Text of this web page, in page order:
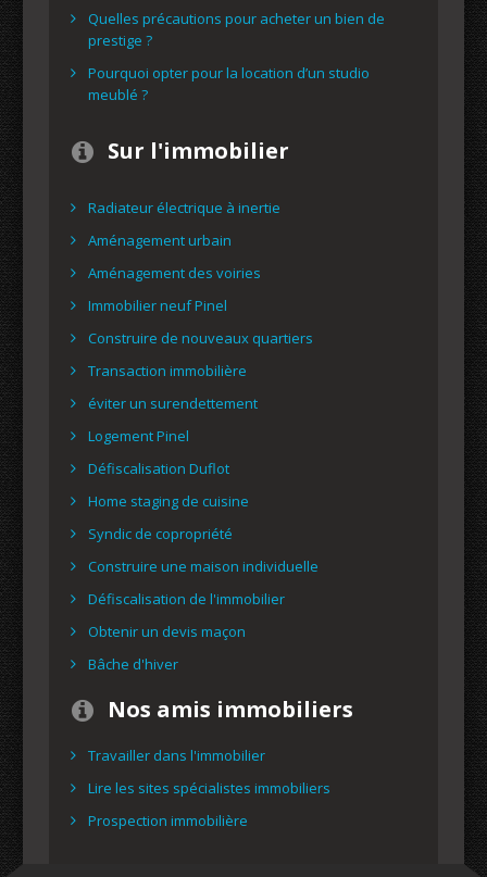
Quelles précautions pour acheter un bien de
prestige ?
Pourquoi opter pour la location d’un studio
meublé ?
Sur l'immobilier
Radiateur électrique à inertie
Aménagement urbain
Aménagement des voiries
Immobilier neuf Pinel
Construire de nouveaux quartiers
Transaction immobilière
éviter un surendettement
Logement Pinel
Défiscalisation Duflot
Home staging de cuisine
Syndic de copropriété
Construire une maison individuelle
Défiscalisation de l'immobilier
Obtenir un devis maçon
Bâche d'hiver
Nos amis immobiliers
Travailler dans l'immobilier
Lire les sites spécialistes immobiliers
Prospection immobilière